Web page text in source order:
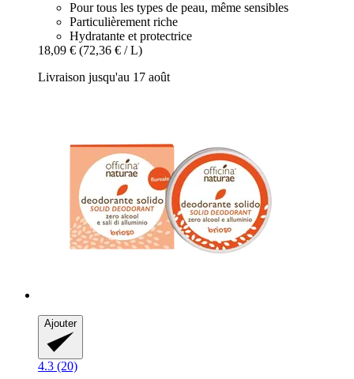
Pour tous les types de peau, même sensibles
Particulièrement riche
Hydratante et protectrice
18,09 € (72,36 € / L)
Livraison jusqu'au 17 août
Ajouter
4.3 (20)